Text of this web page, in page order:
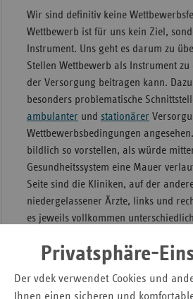
Privatsphäre-
Der vdek verwendet Cookies und
Wir sind definitiv keine
Wettbewerb ist für uns kein Ziel,
Instrument. Uns geht es darum zu
Stellen Wettbewerb als Instrument zu
der Versorgung beitragen kann.
besonders problematische
ambulanter und stationärer
Wettbewerbsbedingungen
bildlich so vorstellen, als würde
Gesundheitssystem eine Mauer
Seite sind die Kliniken, auf der
niedergelassener Ärzte, links und
es jeweils vollkommen
Wie sehen diese Bedingungen genau
arbeiten wir mit diagnosebezogenen